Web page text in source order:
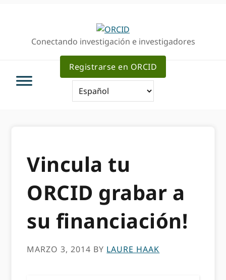
navegación
principalConectando investigación e investigadores
Registrarse en ORCID
Vincula tu
ORCID grabar a
su financiación!
MARZO 3, 2014 BY LAURE HAAK